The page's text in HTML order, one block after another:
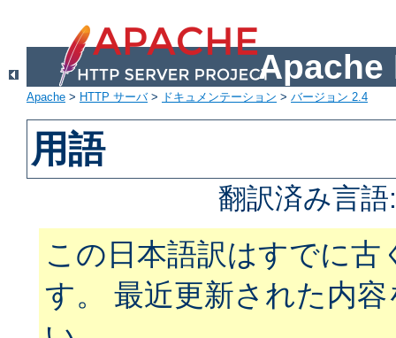
Apache
Apache > HTTP サーバ> ドキュメンテーション > バージョン 2.4
用語
翻訳済み言
この日本語訳はすでに
す。 最近更新された内